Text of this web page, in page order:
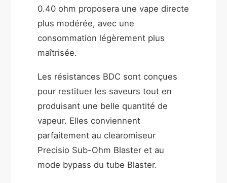
0.40 ohm proposera une vape directe
plus modérée, avec une
consommation légèrement plus
maîtrisée.
Les résistances BDC sont conçues
pour restituer les saveurs tout en
produisant une belle quantité de
vapeur. Elles conviennent
parfaitement au clearomiseur
Precisio Sub-Ohm Blaster et au
mode bypass du tube Blaster.